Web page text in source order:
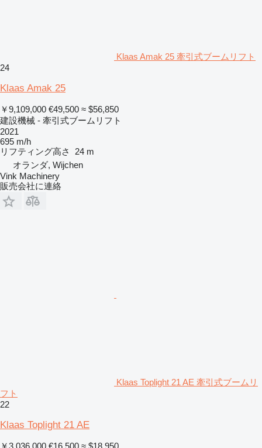
Klaas Amak 25 牽引式ブームリフト
24
Klaas Amak 25
￥9,109,000 €49,500 ≈ $56,850
建設機械 - 牽引式ブームリフト
2021
695 m/h
リフティング高さ
24 m
オランダ, Wijchen
Vink Machinery
販売会社に連絡
Klaas Toplight 21 AE 牽引式ブームリ
フト
22
Klaas Toplight 21 AE
￥3,036,000 €16,500 ≈ $18,950